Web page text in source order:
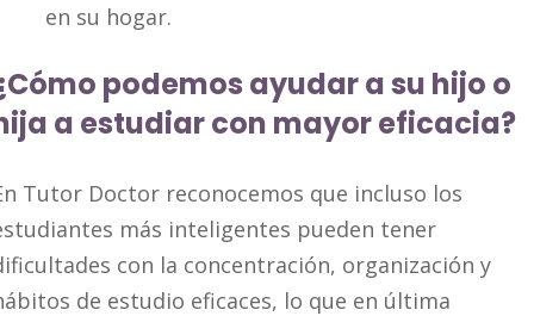
en su hogar.
podemos ayudar a su hijo o
a estudiar con mayor eficacia?
Tutor Doctor reconocemos que incluso los
más inteligentes pueden tener
con la concentración, organización y
de estudio eficaces, lo que en última